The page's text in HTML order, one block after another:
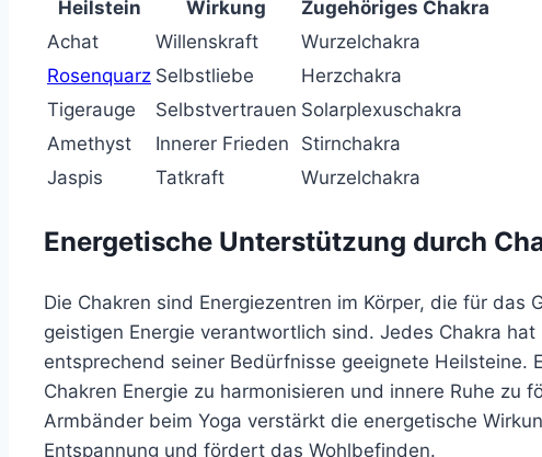
Heilstein Wirkung
Zugehöriges Chakra
Achat
Willenskraft
Wurzelchakra
Rosenquarz Selbstliebe
Herzchakra
Tigerauge
Selbstvertrauen Solarplexuschakra
Amethyst
Innerer Frieden
Stirnchakra
Jaspis
Tatkraft Wurzelchakra
Energetische Unterstützung durch
Die Chakren sind Energiezentren im Körper, die für das
geistigen Energie verantwortlich sind. Jedes Chakra
entsprechend seiner Bedürfnisse geeignete Heilsteine.
Chakren Energie zu harmonisieren und innere Ruhe zu
Armbänder beim Yoga verstärkt die energetische
Entspannung und fördert das Wohlbefinden.